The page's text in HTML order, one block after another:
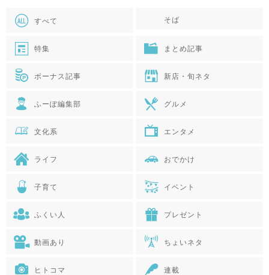
すべて そば
特集 まとめ記事
ボーナス記事 新店・旬ネタ
ふーぽ編集部 グルメ
文化系 エンタメ
ライフ おでかけ
子育て イベント
ふくい人 プレゼント
動画あり ちょいネタ
ヒトコマ 連載